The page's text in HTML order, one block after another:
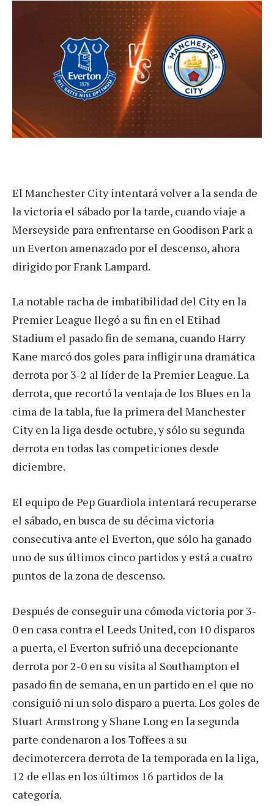
El Manchester City intentará volver a la senda de
la victoria el sábado por la tarde, cuando viaje a
Merseyside para enfrentarse en Goodison Park a
un Everton amenazado por el descenso, ahora
dirigido por Frank Lampard.
La notable racha de imbatibilidad del City en la
Premier League llegó a su fin en el Etihad
Stadium el pasado fin de semana, cuando Harry
Kane marcó dos goles para infligir una dramática
derrota por 3-2 al líder de la Premier League. La
derrota, que recortó la ventaja de los Blues en la
cima de la tabla, fue la primera del Manchester
City en la liga desde octubre, y sólo su segunda
derrota en todas las competiciones desde
diciembre.
El equipo de Pep Guardiola intentará recuperarse
el sábado, en busca de su décima victoria
consecutiva ante el Everton, que sólo ha ganado
uno de sus últimos cinco partidos y está a cuatro
puntos de la zona de descenso.
Después de conseguir una cómoda victoria por 3-
0 en casa contra el Leeds United, con 10 disparos
a puerta, el Everton sufrió una decepcionante
derrota por 2-0 en su visita al Southampton el
pasado fin de semana, en un partido en el que no
consiguió ni un solo disparo a puerta. Los goles de
Stuart Armstrong y Shane Long en la segunda
parte condenaron a los Toffees a su
decimotercera derrota de la temporada en la liga,
12 de ellas en los últimos 16 partidos de la
categoría.